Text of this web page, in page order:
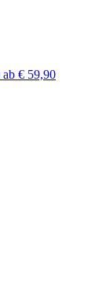
ab € 59,90